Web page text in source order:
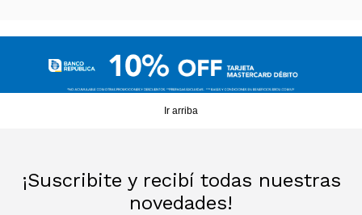
Ir arriba
¡Suscribite y recibí todas nuestras
novedades!